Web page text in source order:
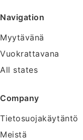
Navigation
Myytävänä
Vuokrattavana
All states
Company
Tietosuojakäytäntö
Meistä